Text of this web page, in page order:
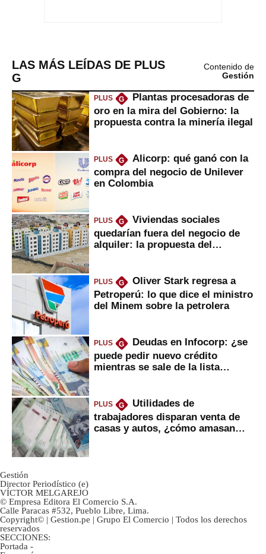
LAS MÁS LEÍDAS DE PLUS
G
Contenido de
Gestión
PLUS G
Plantas procesadoras de
oro en la mira del Gobierno: la
propuesta contra la minería ilegal
PLUS G
Alicorp: qué ganó con la
compra del negocio de Unilever
en Colombia
PLUS G
Viviendas sociales
quedarían fuera del negocio de
alquiler: la propuesta del
PLUS G
Oliver Stark regresa a
Petroperú: lo que dice el ministro
del Minem sobre la petrolera
PLUS G
Deudas en Infocorp: ¿se
puede pedir nuevo crédito
mientras se sale de la lista
PLUS G
Utilidades de
trabajadores disparan venta de
casas y autos, ¿cómo amasan
Gestión
Director Periodístico (e)
VÍCTOR MELGAREJO
© Empresa Editora El Comercio S.A.
Calle Paracas #532, Pueblo Libre, Lima.
Copyright© | Gestion.pe | Grupo El Comercio | Todos los derechos
reservados
SECCIONES:
Portada -